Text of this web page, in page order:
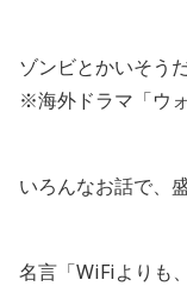
ゾンビとかいそう
※海外ドラマ「ウ
いろんなお話で、
名言「WiFiよりも